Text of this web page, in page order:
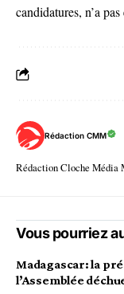
candidatures, n’a
Rédaction CMM
Rédaction Cloche Média
Vous pourriez
Madagascar: la
l’Assemblée